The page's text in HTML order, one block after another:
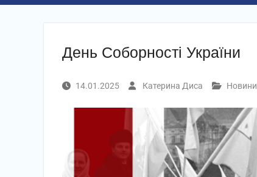
День Соборності України
14.01.2025 Катерина Диса Новини